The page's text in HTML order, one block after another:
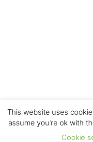
This website uses
assume you're ok with
Cookie